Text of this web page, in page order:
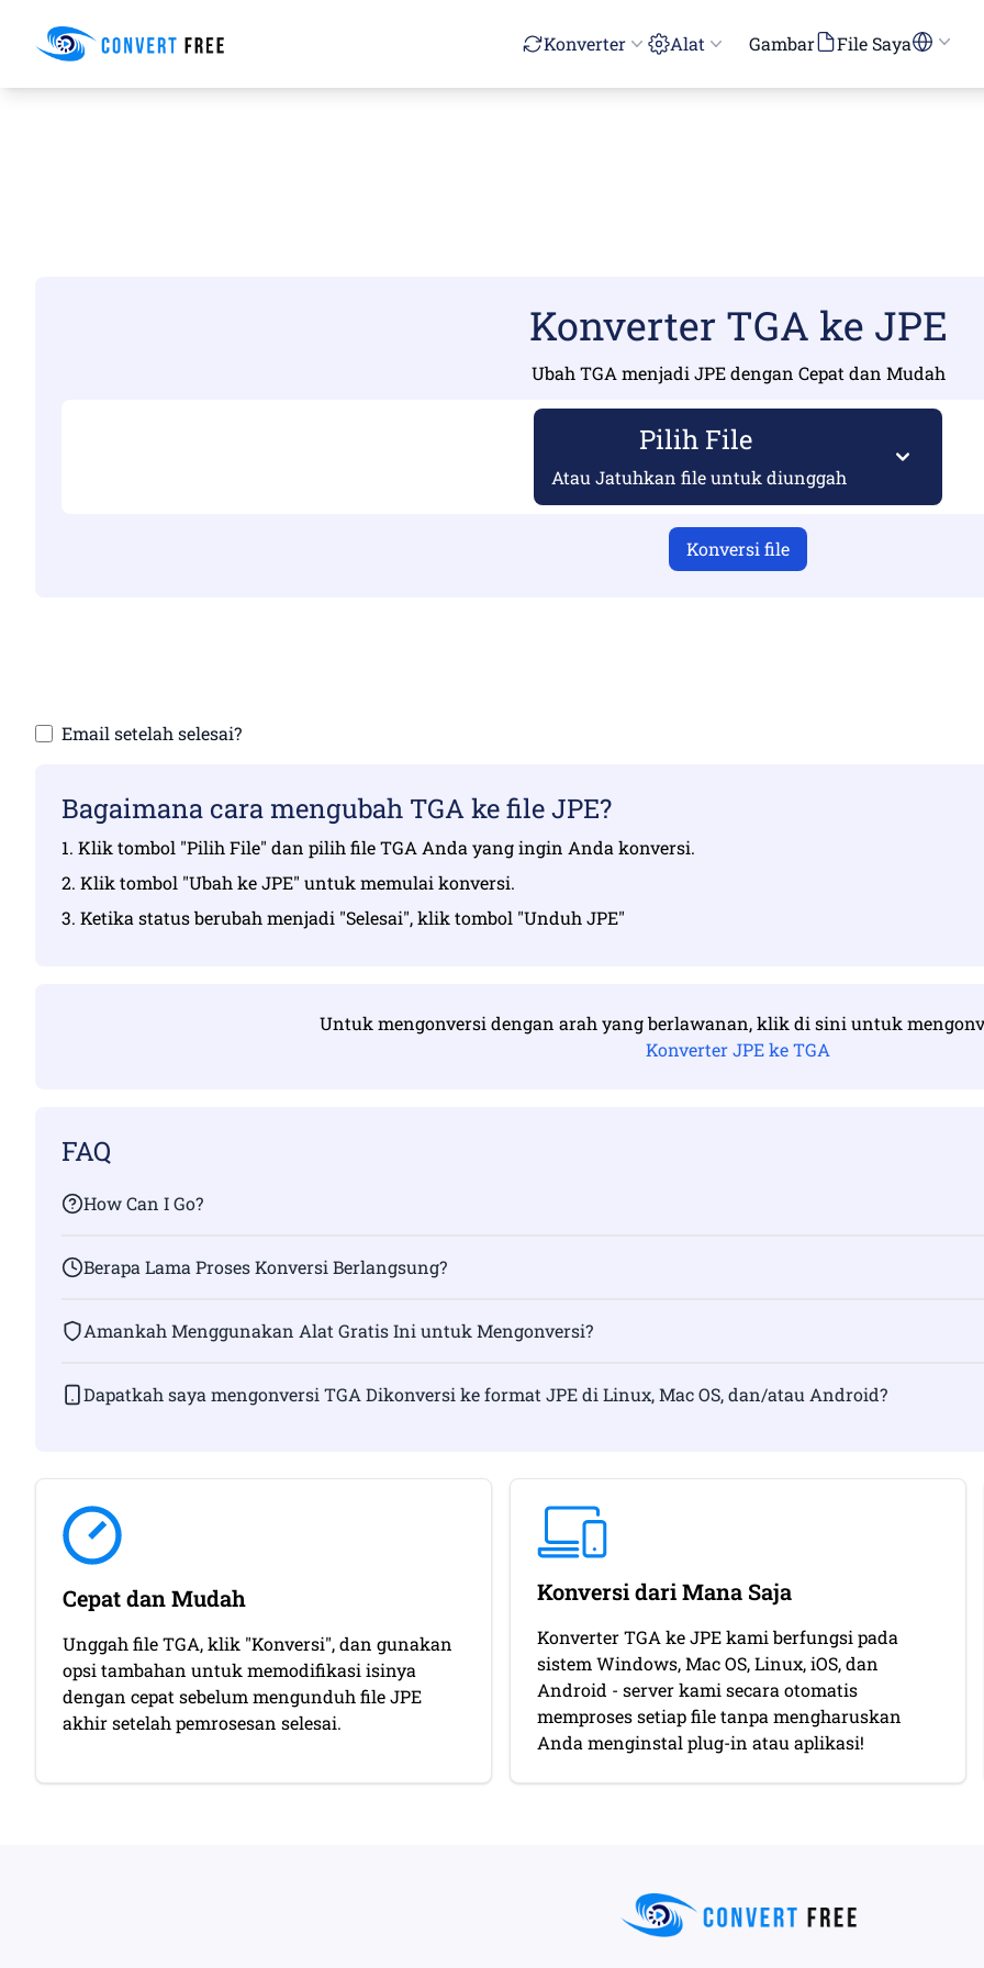
Convert Free Konverter Alat Gambar File Saya
Konverter TGA ke JPE
Ubah TGA menjadi JPE dengan Cepat dan Mudah
Pilih File
Atau Jatuhkan file untuk diunggah
Konversi file
Email setelah selesai?
Bagaimana cara mengubah TGA ke file JPE?
1. Klik tombol "Pilih File" dan pilih file TGA Anda yang ingin Anda konversi.
2. Klik tombol "Ubah ke JPE" untuk memulai konversi.
3. Ketika status berubah menjadi "Selesai", klik tombol "Unduh JPE"
Untuk mengonversi dengan arah yang berlawanan, klik di sini untuk
Konverter JPE ke TGA
FAQ
How Can I Go?
Berapa Lama Proses Konversi Berlangsung?
Amankah Menggunakan Alat Gratis Ini untuk Mengonversi?
Dapatkah saya mengonversi TGA Dikonversi ke format JPE di Linux, Mac OS, dan/atau Android?
Cepat dan Mudah
Unggah file TGA, klik "Konversi", dan gunakan
opsi tambahan untuk memodifikasi isinya
dengan cepat sebelum mengunduh file JPE
akhir setelah pemrosesan selesai.
Konversi dari Mana Saja
Konverter TGA ke JPE kami berfungsi pada
sistem Windows, Mac OS, Linux, iOS, dan
Android - server kami secara otomatis
memproses setiap file tanpa mengharuskan
Anda menginstal plug-in atau aplikasi!